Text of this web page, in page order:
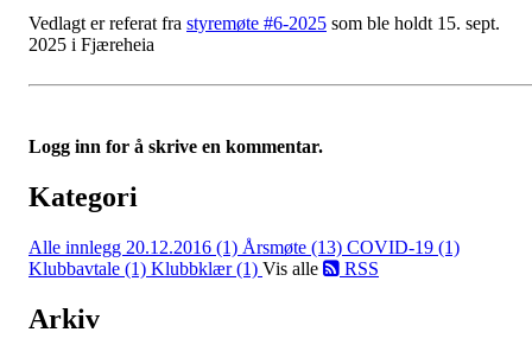
Vedlagt er referat fra styremøte #6-2025 som ble holdt 15. sept.
2025 i Fjæreheia
Logg inn for å skrive en kommentar.
Kategori
Alle innlegg 20.12.2016 (1) Årsmøte (13) COVID-19 (1)
Klubbavtale (1) Klubbklær (1) Vis alle RSS
Arkiv